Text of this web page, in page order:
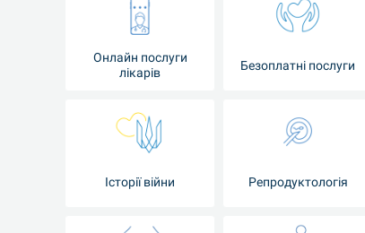
Онлайн послуги
лікарів
Безоплатні послуги
Історії війни Репродуктологія